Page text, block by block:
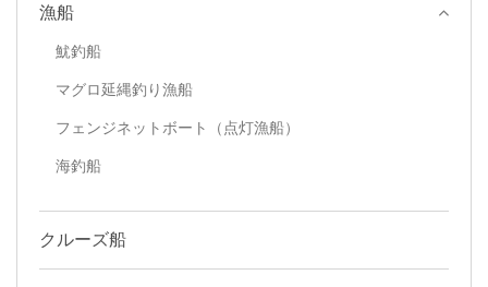
漁船
魷釣船
マグロ延縄釣り漁船
フェンジネットボート（点灯漁船）
海釣船
クルーズ船